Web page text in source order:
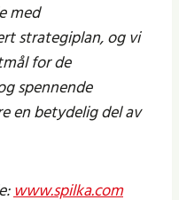
med
strategiplan, og vi
for de
spennende
en betydelig del av
www.spilka.com